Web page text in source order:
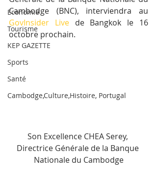
Economie
Tourisme
KEP GAZETTE
Sports
Santé
Cambodge,Culture,Histoire, Portugal
GovInsider Live de Bangkok le 16
octobre prochain.
Son Excellence CHEA Serey,
Directrice Générale de la Banque
Nationale du Cambodge